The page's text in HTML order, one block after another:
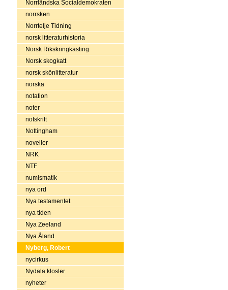
Norrländska Socialdemokraten
norrsken
Norrtelje Tidning
norsk litteraturhistoria
Norsk Rikskringkasting
Norsk skogkatt
norsk skönlitteratur
norska
notation
noter
notskrift
Nottingham
noveller
NRK
NTF
numismatik
nya ord
Nya testamentet
nya tiden
Nya Zeeland
Nya Åland
Nyberg, Robert
nycirkus
Nydala kloster
nyheter